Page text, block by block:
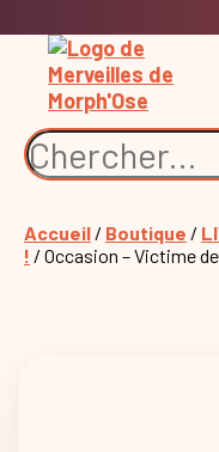
Accueil / Boutique /
! / Occasion – Victime